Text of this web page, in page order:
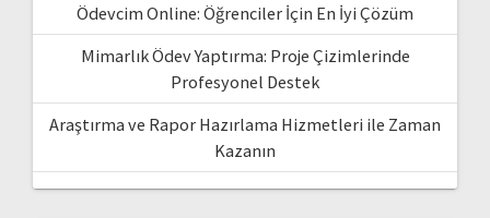
Ödevcim Online: Öğrenciler İçin En İyi Çözüm
Mimarlık Ödev Yaptırma: Proje Çizimlerinde
Profesyonel Destek
Araştırma ve Rapor Hazırlama Hizmetleri ile Zaman
Kazanın